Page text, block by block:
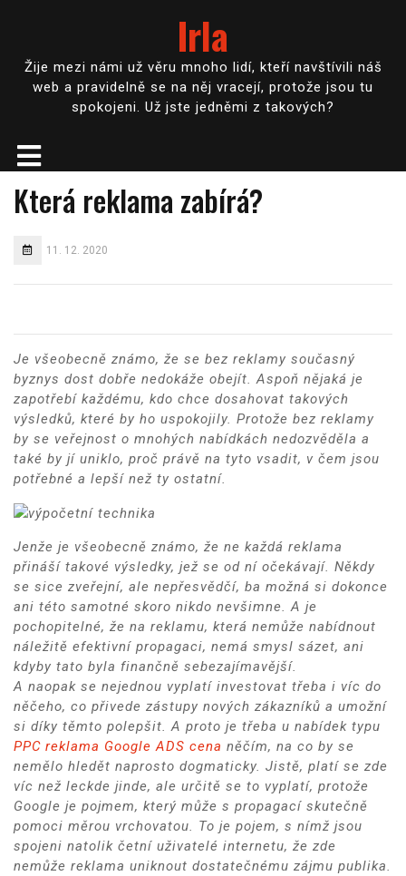
Irla
Žije mezi námi už věru mnoho lidí, kteří navštívili náš
web a pravidelně se na něj vracejí, protože jsou tu
spokojeni. Už jste jedněmi z takových?
Která reklama zabírá?
11. 12. 2020
Je všeobecně známo, že se bez reklamy současný
byznys dost dobře nedokáže obejít. Aspoň nějaká je
zapotřebí každému, kdo chce dosahovat takových
výsledků, které by ho uspokojily. Protože bez reklamy
by se veřejnost o mnohých nabídkách nedozvěděla a
také by jí uniklo, proč právě na tyto vsadit, v čem jsou
potřebné a lepší než ty ostatní.
Jenže je všeobecně známo, že ne každá reklama
přináší takové výsledky, jež se od ní očekávají. Někdy
se sice zveřejní, ale nepřesvědčí, ba možná si dokonce
ani této samotné skoro nikdo nevšimne. A je
pochopitelné, že na reklamu, která nemůže nabídnout
náležitě efektivní propagaci, nemá smysl sázet, ani
kdyby tato byla finančně sebezajímavější.
A naopak se nejednou vyplatí investovat třeba i víc do
něčeho, co přivede zástupy nových zákazníků a umožní
si díky těmto polepšit. A proto je třeba u nabídek typu
PPC reklama Google ADS cena něčím, na co by se
nemělo hledět naprosto dogmaticky. Jistě, platí se zde
víc než leckde jinde, ale určitě se to vyplatí, protože
Google je pojmem, který může s propagací skutečně
pomoci měrou vrchovatou. To je pojem, s nímž jsou
spojeni natolik četní uživatelé internetu, že zde
nemůže reklama uniknout dostatečnému zájmu publika.